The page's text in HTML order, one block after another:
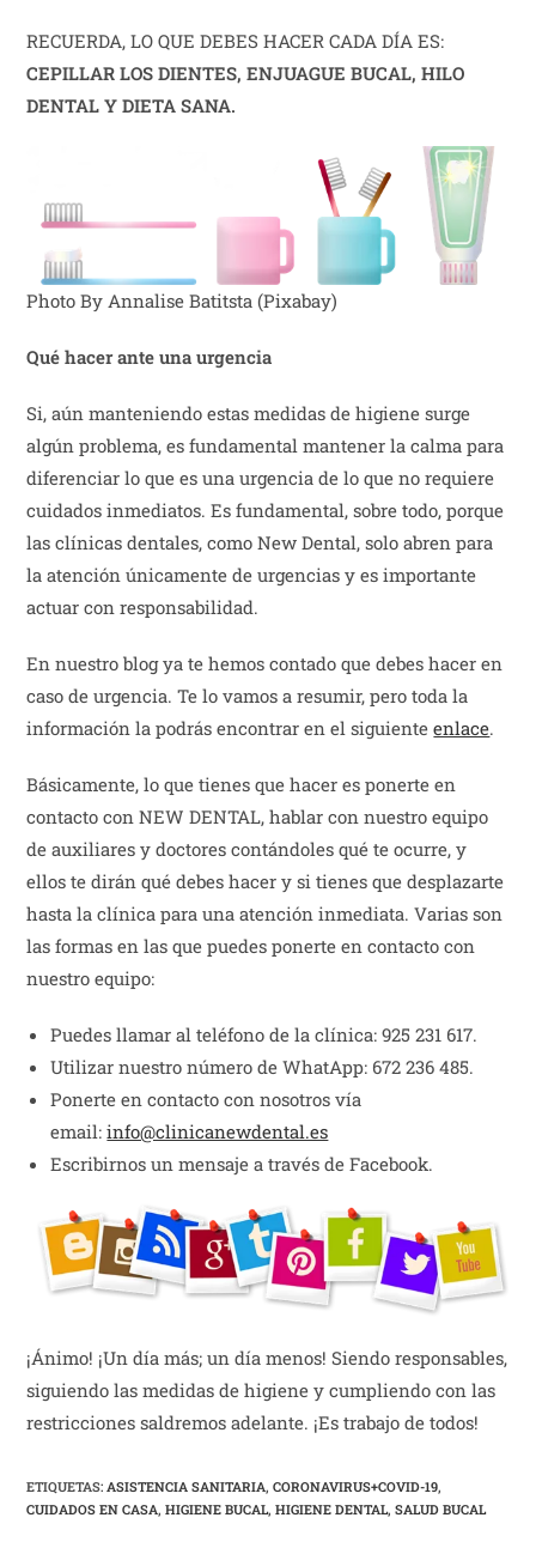
RECUERDA, LO QUE DEBES HACER CADA DÍA ES:
CEPILLAR LOS DIENTES, ENJUAGUE BUCAL, HILO
DENTAL Y DIETA SANA.
Photo By Annalise Batitsta (Pixabay)
Qué hacer ante una urgencia
Si, aún manteniendo estas medidas de higiene surge
algún problema, es fundamental mantener la calma para
diferenciar lo que es una urgencia de lo que no requiere
cuidados inmediatos. Es fundamental, sobre todo, porque
las clínicas dentales, como New Dental, solo abren para
la atención únicamente de urgencias y es importante
actuar con responsabilidad.
En nuestro blog ya te hemos contado que debes hacer en
caso de urgencia. Te lo vamos a resumir, pero toda la
información la podrás encontrar en el siguienteenlace.
Básicamente, lo que tienes que hacer es ponerte en
contacto con NEW DENTAL, hablar con nuestro equipo
de auxiliares y doctores contándoles qué te ocurre, y
ellos te dirán qué debes hacer y si tienes que desplazarte
hasta la clínica para una atención inmediata. Varias son
las formas en las que puedes ponerte en contacto con
nuestro equipo:
Puedes llamar al teléfono de la clínica: 925 231 617.
Utilizar nuestro número de WhatApp: 672 236 485.
Ponerte en contacto con nosotros vía
email:info@clinicanewdental.es
Escribirnos un mensaje a través de Facebook.
¡Ánimo! ¡Un día más; un día menos! Siendo responsables,
siguiendo las medidas de higiene y cumpliendo con las
restricciones saldremos adelante. ¡Es trabajo de todos!
ETIQUETAS: ASISTENCIA SANITARIA, CORONAVIRUS+COVID-19,
CUIDADOS EN CASA, HIGIENE BUCAL, HIGIENE DENTAL, SALUD BUCAL